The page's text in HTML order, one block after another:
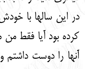
در این سالها با
کرده بود آیا فقط
آنها را دوست داشتم